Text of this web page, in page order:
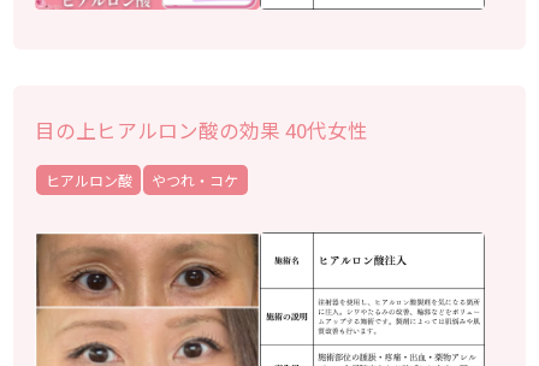
目の上ヒアルロン酸の効果 40代女性
ヒアルロン酸 やつれ・コケ